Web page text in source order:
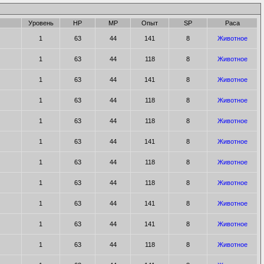
Уровень HP MP Опыт SP Раса
1 63 44 141 8 Животное
1 63 44 118 8 Животное
1 63 44 141 8 Животное
1 63 44 118 8 Животное
1 63 44 118 8 Животное
1 63 44 141 8 Животное
1 63 44 118 8 Животное
1 63 44 118 8 Животное
1 63 44 141 8 Животное
1 63 44 141 8 Животное
1 63 44 118 8 Животное